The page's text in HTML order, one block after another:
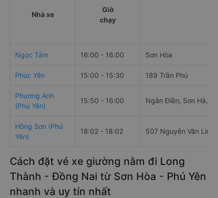
Nhà xe
Giờ
chạy
Ngọc Tám 16:00 - 16:00 Sơn Hòa
Phúc Yên 15:00 - 15:30 189 Trần Phú
Phương Anh
(Phú Yên)
15:50 - 16:00 Ngân Điền, Sơn Hà,
Hồng Sơn (Phú
Yên)
18:02 - 18:02 507 Nguyễn Văn Linh
Cách đặt vé xe giường nằm đi Long
Thành - Đồng Nai từ Sơn Hòa - Phú Yên
nhanh và uy tín nhất